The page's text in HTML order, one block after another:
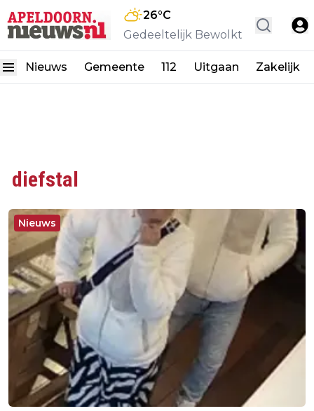
26°C
Gedeeltelijk Bewolkt
Nieuws Gemeente 112 Uitgaan Zakelijk
diefstal
Nieuws